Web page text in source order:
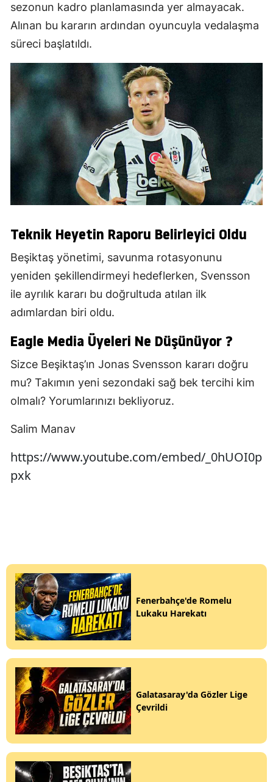
sezonun kadro planlamasında yer almayacak.
Alınan bu kararın ardından oyuncuyla vedalaşma
süreci başlatıldı.
Teknik Heyetin Raporu Belirleyici Oldu
Beşiktaş yönetimi, savunma rotasyonunu
yeniden şekillendirmeyi hedeflerken, Svensson
ile ayrılık kararı bu doğrultuda atılan ilk
adımlardan biri oldu.
Eagle Media Üyeleri Ne Düşünüyor ?
Sizce Beşiktaş’ın Jonas Svensson kararı doğru
mu? Takımın yeni sezondaki sağ bek tercihi kim
olmalı? Yorumlarınızı bekliyoruz.
Salim Manav
https://www.youtube.com/embed/_0hUOI0p
pxk
Fenerbahçe'de Romelu
Lukaku Harekatı
Galatasaray'da Gözler Lige
Çevrildi